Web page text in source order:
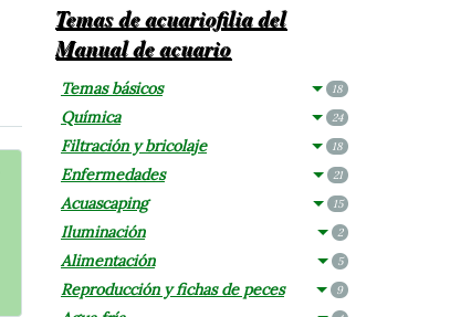
Temas de acuariofilia del
Manual de acuario
Temas básicos 18
Química 24
Filtración y bricolaje 18
Enfermedades 21
Acuascaping 15
Iluminación 2
Alimentación 5
Reproducción y fichas de peces 9